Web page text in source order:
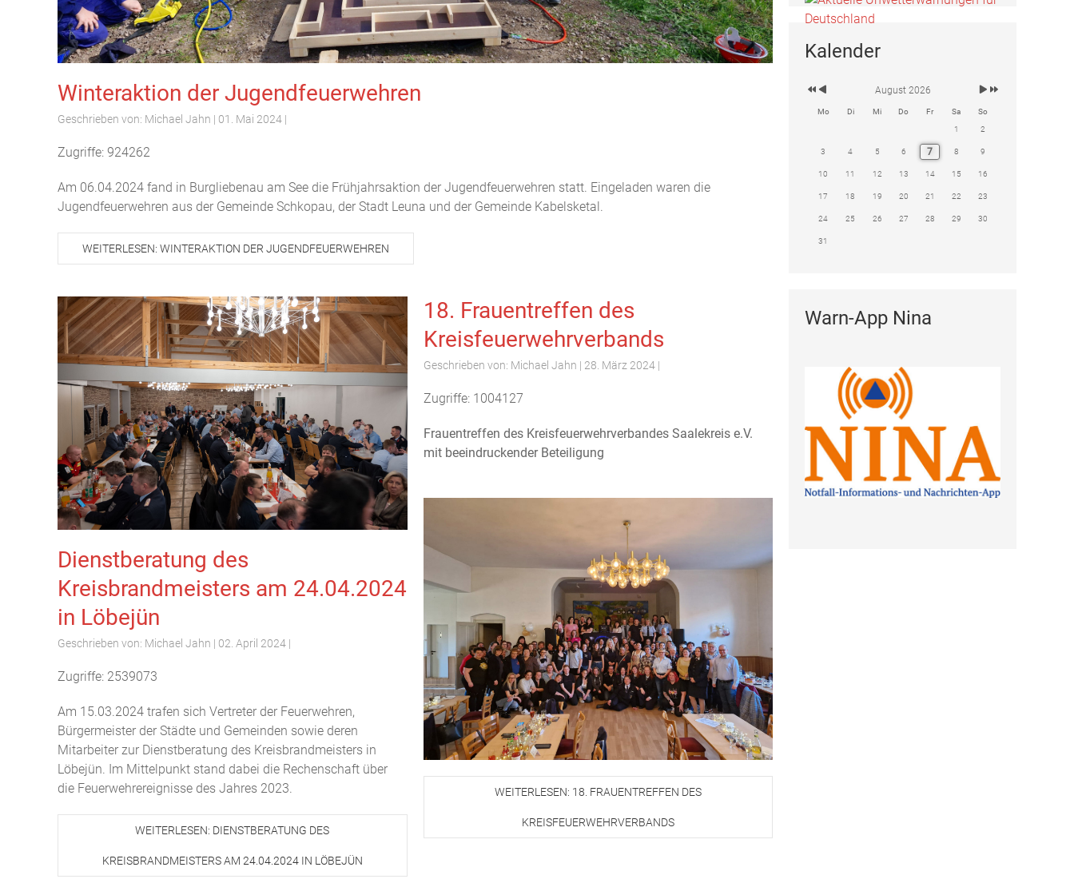
Winteraktion der Jugendfeuerwehren
Geschrieben von: Michael Jahn | 01. Mai 2024 |
Zugriffe: 924262
Am 06.04.2024 fand in Burgliebenau am See die Frühjahrsaktion der Jugendfeuerwehren statt. Eingeladen waren die
Jugendfeuerwehren aus der Gemeinde Schkopau, der Stadt Leuna und der Gemeinde Kabelsketal.
WEITERLESEN: WINTERAKTION DER JUGENDFEUERWEHREN
Dienstberatung des
Kreisbrandmeisters am 24.04.2024
in Löbejün
Geschrieben von: Michael Jahn | 02. April 2024 |
Zugriffe: 2539073
Am 15.03.2024 trafen sich Vertreter der Feuerwehren,
Bürgermeister der Städte und Gemeinden sowie deren
Mitarbeiter zur Dienstberatung des Kreisbrandmeisters in
Löbejün. Im Mittelpunkt stand dabei die Rechenschaft über
die Feuerwehrereignisse des Jahres 2023.
WEITERLESEN: DIENSTBERATUNG DES
KREISBRANDMEISTERS AM 24.04.2024 IN LÖBEJÜN
18. Frauentreffen des
Kreisfeuerwehrverbands
Geschrieben von: Michael Jahn | 28. März 2024 |
Zugriffe: 1004127
Frauentreffen des Kreisfeuerwehrverbandes Saalekreis e.V.
mit beeindruckender Beteiligung
WEITERLESEN: 18. FRAUENTREFFEN DES
KREISFEUERWEHRVERBANDS
Kalender
August 2026
Mo Di Mi Do Fr Sa
So
1
2
3 4 5 6 7 8 9
10 11 12 13 14 15 16
17 18 19 20 21 22 23
24 25 26 27 28 29 30
31
Warn-App Nina